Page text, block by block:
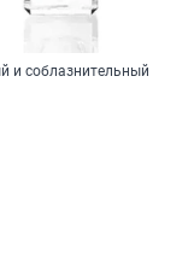
и соблазнительный